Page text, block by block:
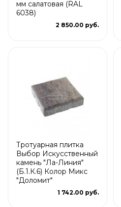
мм салатовая (RAL
6038)
2 850.00 руб.
Тротуарная плитка
Выбор Искусственный
камень "Ла-Линия"
(Б.1.К.6) Колор Микс
"Доломит"
1 742.00 руб.